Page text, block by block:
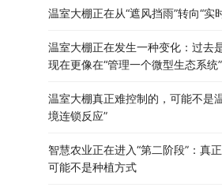
温室大棚正在从“遮风挡雨”转向“实
温室大棚正在发生一种变化：过去是
现在更像在“管理一个微型生态系统”
温室大棚真正难控制的，可能不是
境连锁反应”
智慧农业正在进入“第二阶段”：真
可能不是种植方式